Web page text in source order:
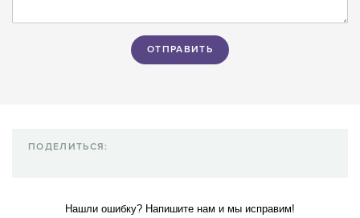
Нашли ошибку? Напишите нам и мы исправим!
ПОДЕЛИТЬСЯ: